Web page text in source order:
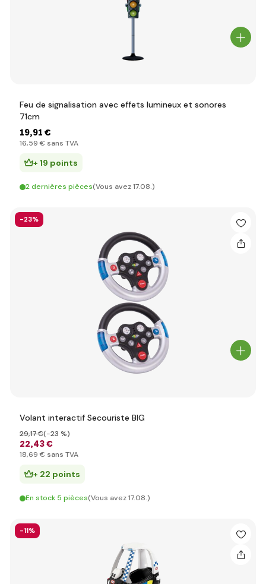
Feu de signalisation avec effets lumineux et sonores
71cm
19,91 €
16,59 € sans TVA
+ 19 points
2 dernières pièces(Vous avez 17.08.)
-23%
Volant interactif Secouriste BIG
22,43 €
29,17 €(-23 %)
18,69 € sans TVA
+ 22 points
En stock 5 pièces(Vous avez 17.08.)
-11%